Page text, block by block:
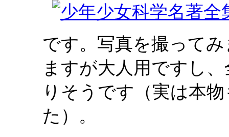
です。写真を撮って
ますが大人用ですし
りそうです（実は本
た）。